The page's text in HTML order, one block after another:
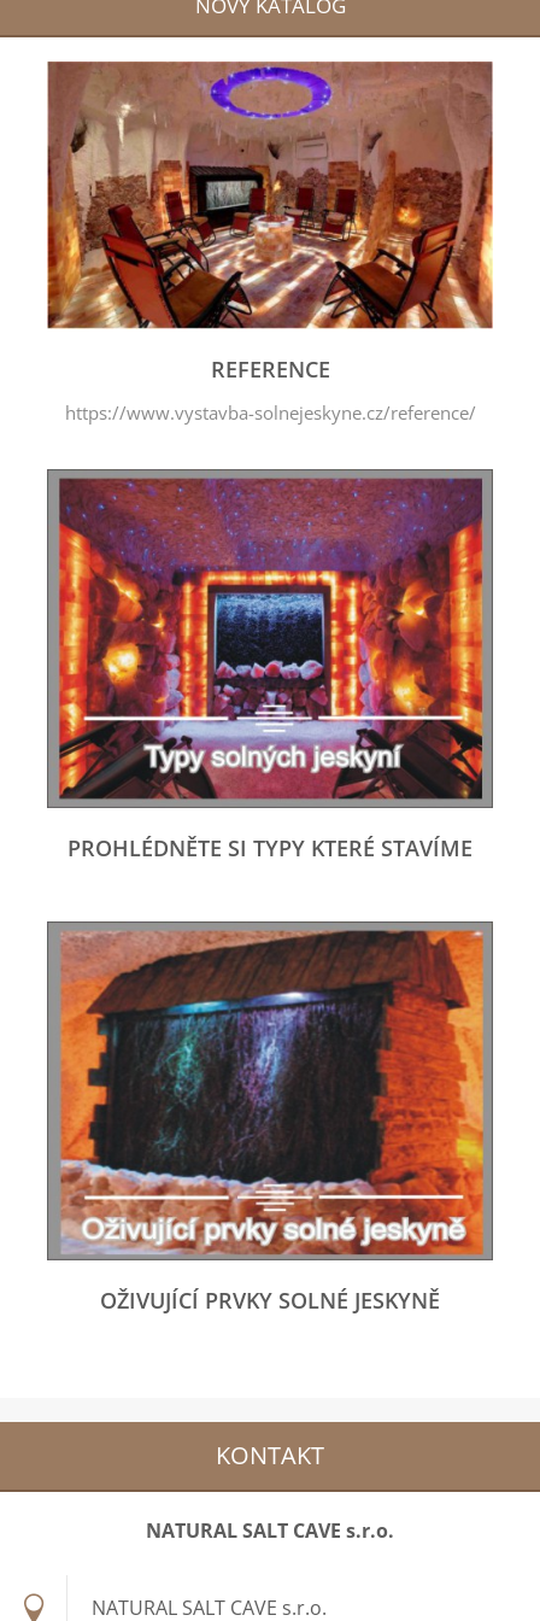
REFERENCE
https://www.vystavba-solnejeskyne.cz/reference/
PROHLÉDNĚTE SI TYPY KTERÉ STAVÍME
OŽIVUJÍCÍ PRVKY SOLNÉ JESKYNĚ
KONTAKT
NATURAL SALT CAVE s.r.o.
NATURAL SALT CAVE s.r.o.